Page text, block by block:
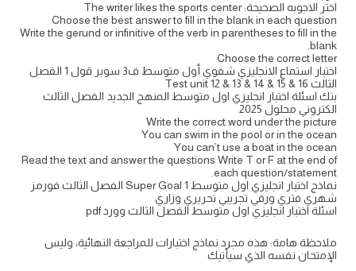
اختر الاجوبه الصحيحة: The writer likes the sports center
Choose the best answer to fill in the blank in each question
Write the gerund or infinitive of the verb in parentheses to fill in the
blank.
Choose the correct letter
اختبار استماع الانجليزي شفوي أول متوسط ف3 سوبر قول 1 الفصل
الثالث 16 & 15 & 14 & Test unit 12 & 13
بنك اسئلة اختبار انجليزي اول متوسط المنهج الجديد الفصل الثالث
الكتروني محلول 2025
Write the correct word under the picture
You can swim in the pool or in the ocean
You can’t use a boat in the ocean
Read the text and answer the questions Write T or F at the end of
each question/statement.
نماذج اختبار انجليزي اول متوسط Super Goal 1 الفصل الثالث فورمز
شهري فتري ورقي تجريبي تحريري وزاري
اسئلة اختبار انجليزي اول متوسط الفصل الثالث وورد pdf
ملاحظة هامة: هذه مجرد نماذج اختبارات للمراجعة النهائية، وليس
الإمتحان نفسه الذي سيأتيك